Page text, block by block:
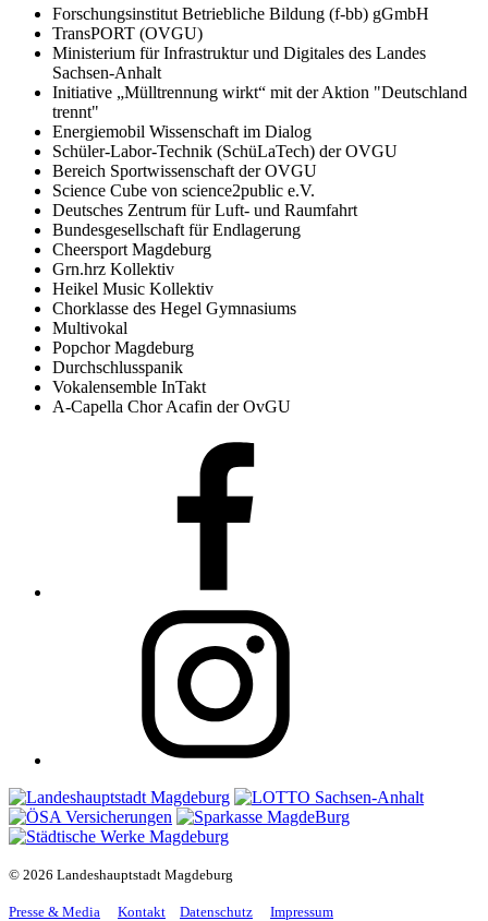
Forschungsinstitut Betriebliche Bildung (f-bb) gGmbH
TransPORT (OVGU)
Ministerium für Infrastruktur und Digitales des Landes
Sachsen-Anhalt
Initiative „Mülltrennung wirkt“ mit der Aktion "Deutschland
trennt"
Energiemobil Wissenschaft im Dialog
Schüler-Labor-Technik (SchüLaTech) der OVGU
Bereich Sportwissenschaft derOVGU
Science Cube von science2public e.V.
Deutsches Zentrum für Luft- und Raumfahrt
Bundesgesellschaft für Endlagerung
Cheersport Magdeburg
Grn.hrz Kollektiv
Heikel Music Kollektiv
Chorklasse des Hegel Gymnasiums
Multivokal
Popchor Magdeburg
Durchschlusspanik
Vokalensemble InTakt
A-Capella ChorAcafin der OvGU
© 2026 Landeshauptstadt Magdeburg
Presse & Media Kontakt Datenschutz Impressum